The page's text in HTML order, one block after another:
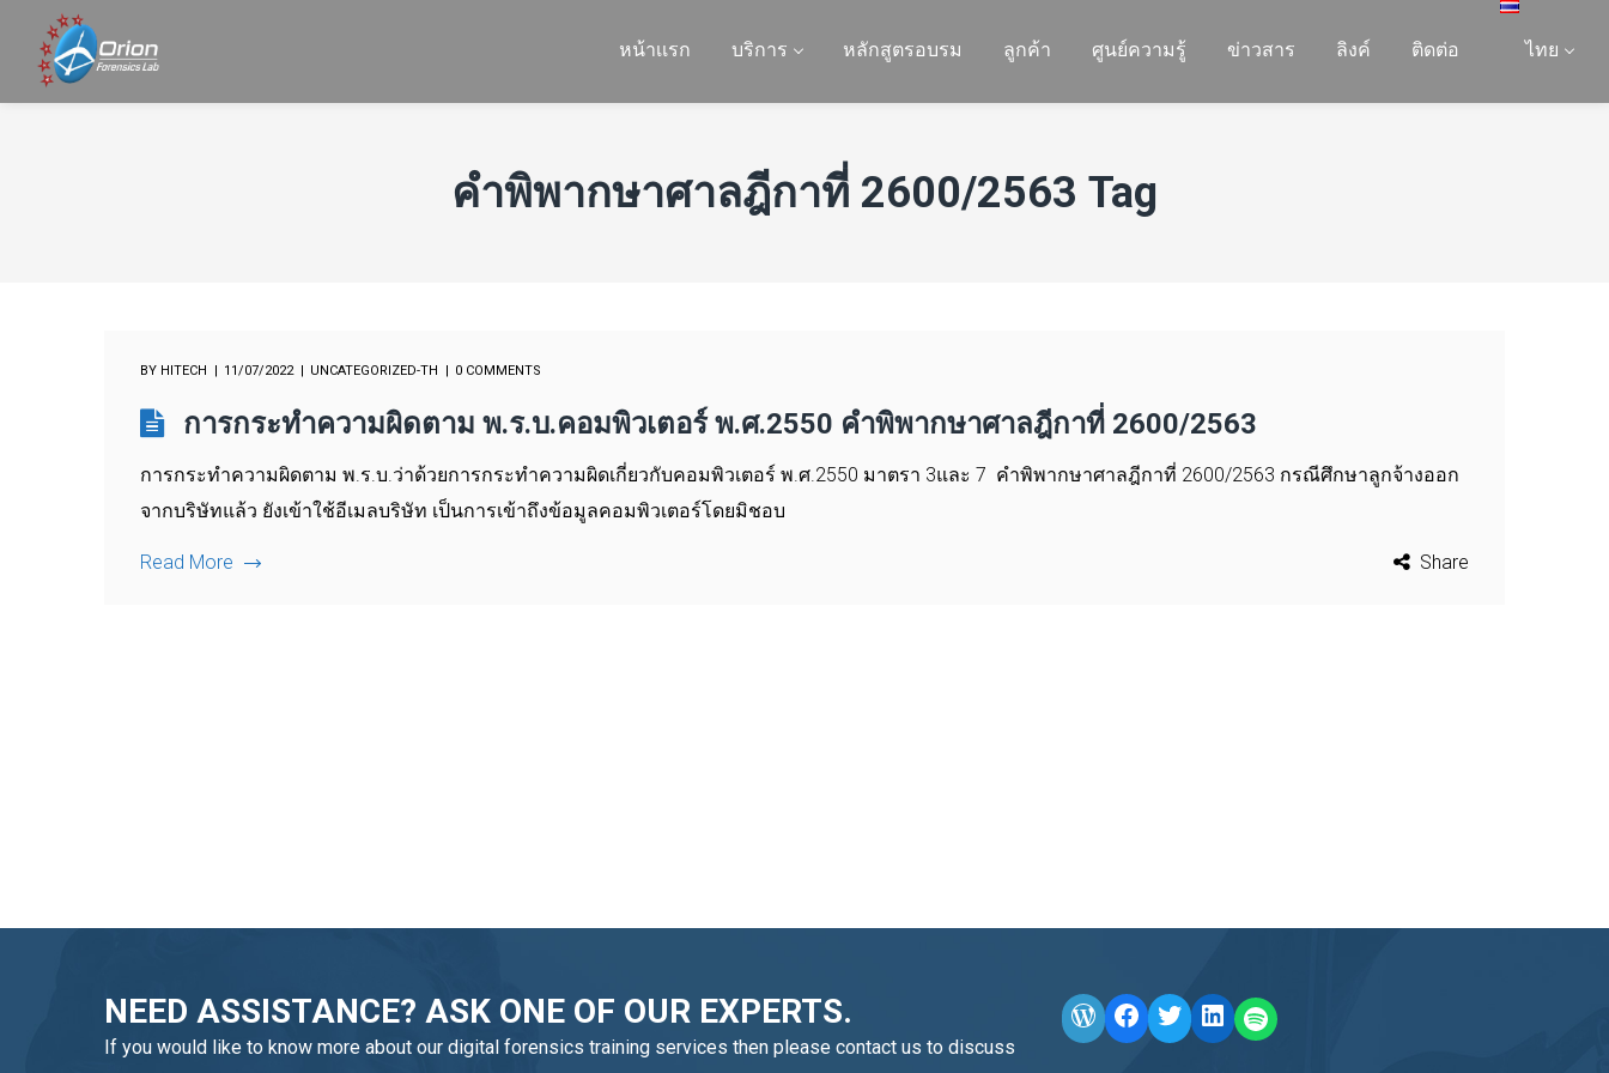
หน้าเเรก บริการ หลักสูตรอบรม ลูกค้า ศูนย์ความรู้ ข่าวสาร ลิงค์ ติดต่อ ไทย
คำพิพากษาศาลฎีกาที่ 2600/2563 Tag
BY HITECH 11/07/2022 UNCATEGORIZED-TH 0 COMMENTS
การกระทำความผิดตาม พ.ร.บ.คอมพิวเตอร์ พ.ศ.2550 คำพิพากษาศาลฎีกาที่ 2600/2563
การกระทำความผิดตาม พ.ร.บ.ว่าด้วยการกระทำความผิดเกี่ยวกับคอมพิวเตอร์ พ.ศ.2550 มาตรา 3และ 7 คำพิพากษาศาลฎีกาที่ 2600/2563 กรณีศึกษาลูกจ้างออก
จากบริษัทแล้ว ยังเข้าใช้อีเมลบริษัท เป็นการเข้าถึงข้อมูลคอมพิวเตอร์โดยมิชอบ
Read More Share
NEED ASSISTANCE? ASK ONE OF OUR EXPERTS.
If you would like to know more about our digital forensics training services then please contact us to discuss
WordPress
Facebook
TwitterLinkedIn
LINE OA scan me